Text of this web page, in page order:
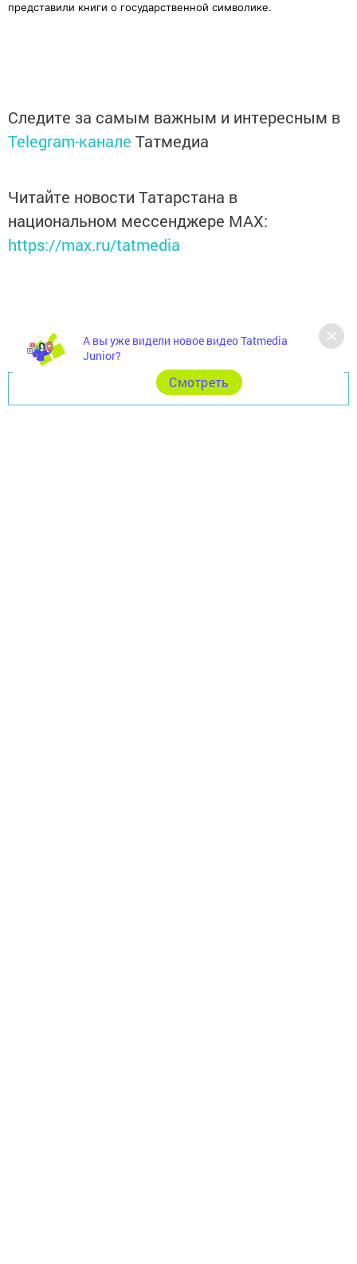
представили книги о государственной символике.
Следите за самым важным и интересным в
Telegram-канале Татмедиа
Читайте новости Татарстана в
национальном мессенджере MАХ:
https://max.ru/tatmedia
Перейти на страницу новости
А вы уже видели новое видео Tatmedia
Junior?
Cмотреть